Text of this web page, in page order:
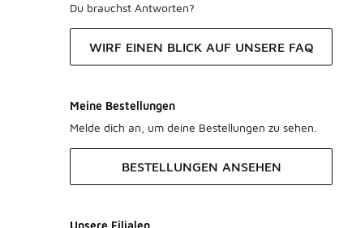
Du brauchst Antworten?
WIRF EINEN BLICK AUF UNSERE FAQ
Meine Bestellungen
Melde dich an, um deine Bestellungen zu sehen.
BESTELLUNGEN ANSEHEN
Unsere Filialen